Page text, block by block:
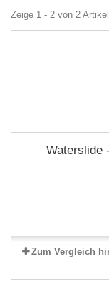
Zeige 1 - 2 von 2
Waterslide
Zum Vergleich